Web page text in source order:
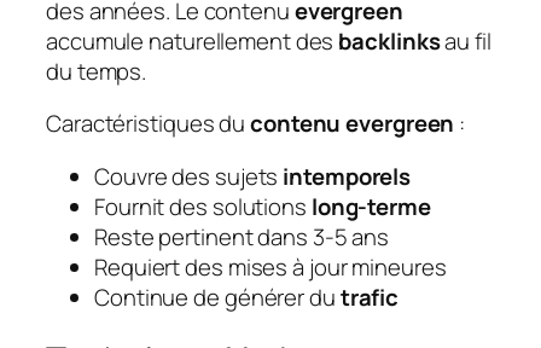
des années. Le contenuevergreen
accumule naturellement des backlinksau fil
du temps.
Caractéristiques ducontenu evergreen :
Couvre des sujets intemporels
Fournit des solutions long-terme
Reste pertinent dans 3-5 ans
Requiert des mises à jour mineures
Continue de générer dutrafic